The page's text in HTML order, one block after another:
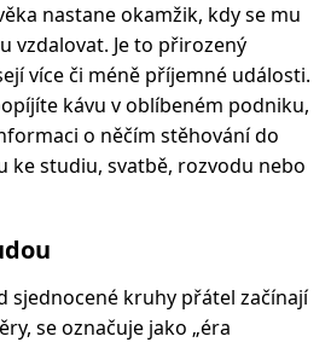
nastane okamžik, kdy se mu
vzdalovat. Je to přirozený
více či méně příjemné události.
kávu v oblíbeném podniku,
o něčím stěhování do
ke studiu, svatbě, rozvodu nebo
sjednocené kruhy přátel začínají
se označuje jako „éra